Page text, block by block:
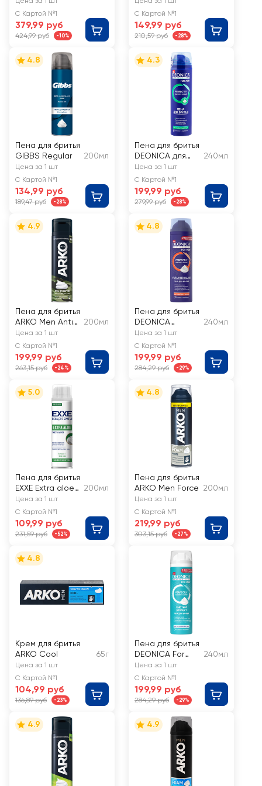
С Картой №1
379,99 руб
424,99 руб -10%
бритье
С Картой №1
149,99 руб
210,59 руб -28%
4.8
Пена для бритья
GIBBS Regular
200мл
Цена за 1 шт
С Картой №1
134,99 руб
189,47 руб -28%
4.3
Пена для бритья
DEONICA для
чувствительной
кожи
240мл
Цена за 1 шт
С Картой №1
199,99 руб
279,99 руб -28%
4.9
Пена для бритья
ARKO Men Antı-
irritation
200мл
Цена за 1 шт
С Картой №1
199,99 руб
263,15 руб -24%
4.8
Пена для бритья
DEONICA
Максимальная
защита
240мл
Цена за 1 шт
С Картой №1
199,99 руб
284,29 руб -29%
5.0
Пена для бритья
EXXE Extra aloe
Восстанавлива
ющая
200мл
Цена за 1 шт
С Картой №1
109,99 руб
231,59 руб -52%
4.8
Пена для бритья
ARKO Men Force 200мл
Цена за 1 шт
С Картой №1
219,99 руб
303,15 руб -27%
4.8
Крем для бритья
ARKO Cool
65г
Цена за 1 шт
С Картой №1
104,99 руб
136,89 руб -23%
Пена для бритья
DEONICA For
men Чистый
эффект
240мл
Цена за 1 шт
С Картой №1
199,99 руб
284,29 руб -29%
4.9 4.9